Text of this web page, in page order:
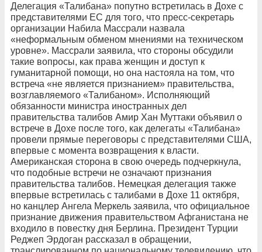
Делегация «Талибана» попутно встретилась в Дохе с
представителями ЕС для того, что пресс-секретарь
организации Набила Массрали назвала
«неформальным обменом мнениями на техническом
уровне». Массрали заявила, что стороны обсудили
такие вопросы, как права женщин и доступ к
гуманитарной помощи, но она настояла на том, что
встреча «не является признанием» правительства,
возглавляемого «Талибаном». Исполняющий
обязанности министра иностранных дел
правительства талибов Амир Хан Муттаки объявил о
встрече в Дохе после того, как делегаты «Талибана»
провели прямые переговоры с представителями США,
впервые с момента возвращения к власти.
Американская сторона в свою очередь подчеркнула,
что подобные встречи не означают признания
правительства талибов. Немецкая делегация также
впервые встретилась с талибами в Дохе 11 октября,
но канцлер Ангела Меркель заявила, что официальное
признание движения правительством Афганистана не
входило в повестку дня Берлина. Президент Турции
Реджеп Эрдоган рассказал в обращении,